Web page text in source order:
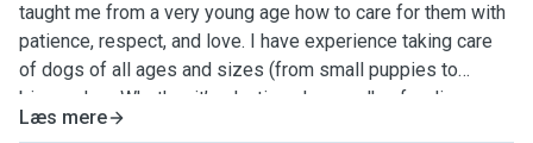
taught me from a very young age how to care for them with
patience, respect, and love. I have experience taking care
of dogs of all ages and sizes (from small puppies to
bigger dogsWhether it’s playtime, long walks, feeding, or
simply giving them love, I make sure they feel safe and
Læs mere